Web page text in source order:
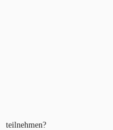
teilnehmen?